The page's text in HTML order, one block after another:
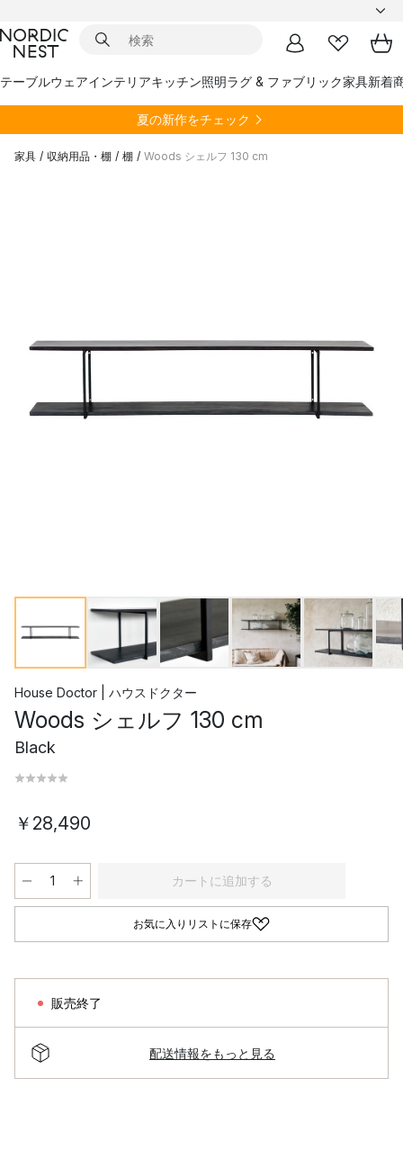
テーブルウェアインテリアキッチン照明ラグ & ファブリック家具新着
夏の新作をチェック
家具 / 収納用品・棚 / 棚 / Woods シェルフ 130 cm
House Doctor | ハウスドクター
Woods シェルフ 130 cm
Black
￥28,490
カートに追加する
お気に入りリストに保存
販売終了
配送情報をもっと見る